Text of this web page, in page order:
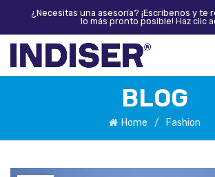
BLOG
Home Fashion
¿Necesitas una asesoría? ¡Escríbenos y te
lo más pronto posible! Haz clic